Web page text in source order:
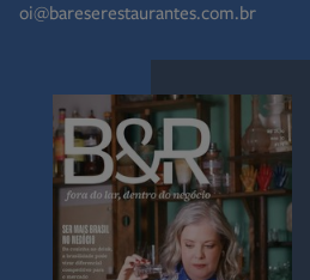
oi@bareserestaurantes.com.br